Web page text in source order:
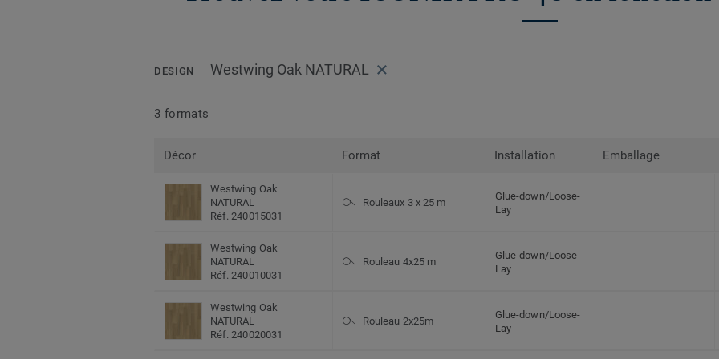
DESIGN Westwing Oak NATURAL
3 formats
Décor Format Installation Emballage
Westwing Oak
NATURAL
Réf. 240015031
Rouleaux 3 x 25 m
Glue-down/Loose-
Lay
Westwing Oak
NATURAL
Réf. 240010031
Rouleau 4x25 m
Glue-down/Loose-
Lay
Westwing Oak
NATURAL
Réf. 240020031
Rouleau 2x25m
Glue-down/Loose-
Lay